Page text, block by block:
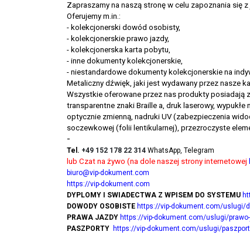
Zapraszamy na naszą stronę w celu zapoznania się
Oferujemy m.in.:
- kolekcjonerski dowód osobisty,
- kolekcjonerskie prawo jazdy,
- kolekcjonerska karta pobytu,
- inne dokumenty kolekcjonerskie,
- niestandardowe dokumenty kolekcjonerskie na
Metaliczny dźwięk, jaki jest wydawany przez nasze
Wszystkie oferowane przez nas produkty posiadają
transparentne znaki Braille a, druk laserowy,
optycznie zmienną, nadruki UV (zabezpieczenia
soczewkowej (folii lentikularnej), przezroczyste
-
Tel. +49 152 178 22 314 WhatsApp, Telegram
lub Czat na żywo (na dole naszej strony internetowej
biuro@vip-dokument.com
https://vip-dokument.com
DYPLOMY I SWIADECTWA Z WPISEM DO SYSTEMU
DOWODY OSOBISTE https://vip-dokument.com/uslugi/
PRAWA JAZDY https://vip-dokument.com/uslugi/
PASZPORTY https://vip-dokument.com/uslugi/